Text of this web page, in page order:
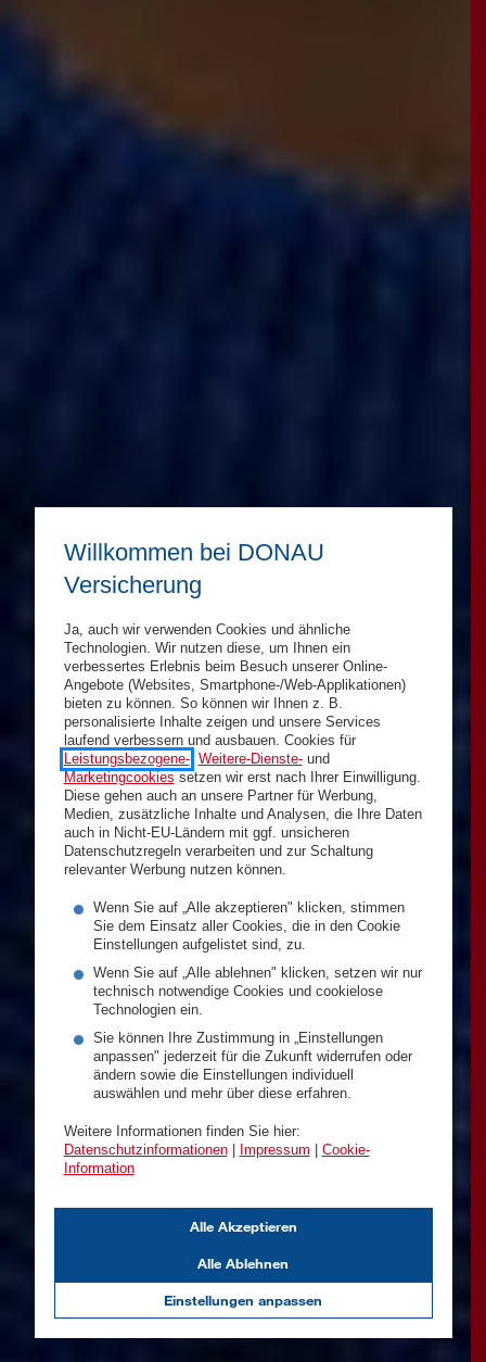
Willkommen bei DONAU
Versicherung
Ja, auch wir verwenden Cookies und ähnliche
Technologien. Wir nutzen diese, um Ihnen ein
verbessertes Erlebnis beim Besuch unserer Online-
Angebote (Websites, Smartphone-/Web-Applikationen)
bieten zu können. So können wir Ihnen z. B.
personalisierte Inhalte zeigen und unsere Services
laufend verbessern und ausbauen. Cookies für
Leistungsbezogene-, Weitere-Dienste-und
Marketingcookies setzen wir erst nach Ihrer Einwilligung.
Diese gehen auch an unsere Partner für Werbung,
Medien, zusätzliche Inhalte und Analysen, die Ihre Daten
auch in Nicht-EU-Ländern mit ggf. unsicheren
Datenschutzregeln verarbeiten und zur Schaltung
relevanter Werbung nutzen können.
Wenn Sie auf „Alle akzeptieren" klicken, stimmen
Sie dem Einsatz aller Cookies, die in den Cookie
Einstellungen aufgelistet sind, zu.
Wenn Sie auf „Alle ablehnen" klicken, setzen wir nur
technisch notwendige Cookies und cookielose
Technologien ein.
Sie können Ihre Zustimmung in „Einstellungen
anpassen" jederzeit für die Zukunft widerrufen oder
ändern sowie die Einstellungen individuell
auswählen und mehr über diese erfahren.
Weitere Informationen finden Sie hier:
Datenschutzinformationen| Impressum
Cookie-
Information
Einstellungen anpassen
Alle Ablehnen
Alle Akzeptieren